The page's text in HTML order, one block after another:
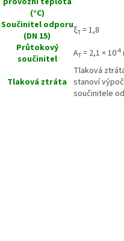
(°C)
Součinitel odporu
(DN 15)
ξT = 1,8
Průtokový
součinitel
AT = 2,1 × 10-4
Tlaková ztráta
Tlaková
stanoví
součinitele